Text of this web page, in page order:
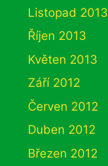
Listopad 2013
Říjen 2013
Květen 2013
Září 2012
Červen 2012
Duben 2012
Březen 2012